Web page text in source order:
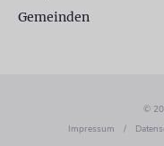
Gemeinden
©
Impressum
/